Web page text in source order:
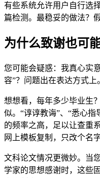
有些系统允许用户自行选
篇检测。最稳妥的做法？
为什么致谢也可
您可能会疑惑：我真心实
容”？问题出在表达方式上
想想看，每年多少毕业生
似。“谆谆教诲”、“悉心
的频率之高，足以让查重
网上模板复制，只改个名
文科论文情况更微妙。当
学家的思想感谢时，这些